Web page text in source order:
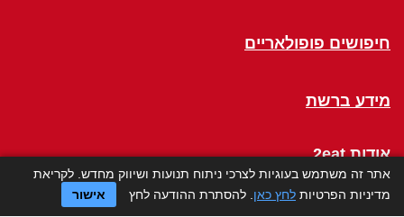
חיפושים פופולאריים
מידע ברשת
אודות 2eat
Click a Table
אתר זה משתמש בעוגיות לצרכי ניתוח תנועות ושיווק מחדש. לקריאת
מדיניות הפרטיות לחץ כאן . להסתרת ההודעה לחץ אישור